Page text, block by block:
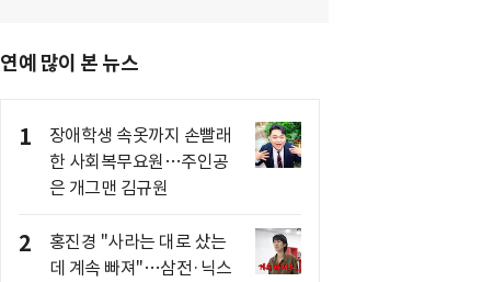
연예 많이 본 뉴스
1
장애학생 속옷까지 손빨래
한 사회복무요원…주인공
은 개그맨 김규원
2
홍진경 "사라는 대로 샀는
데 계속 빠져"…삼전·닉스